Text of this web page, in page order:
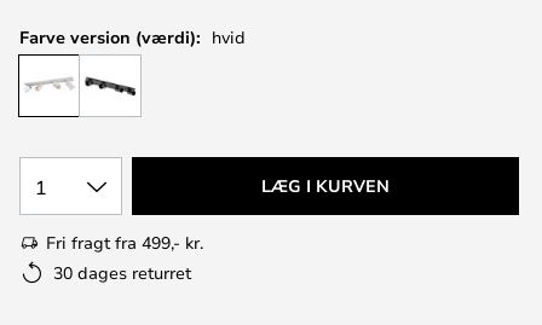
Farve version (værdi): hvid
1 LÆG I KURVEN
Fri fragt fra 499,- kr.
30 dages returret